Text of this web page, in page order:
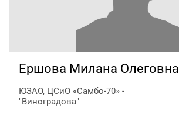
Ершова Милана Олеговна
ЮЗАО, ЦСиО «Самбо-70» -
"Виноградова"